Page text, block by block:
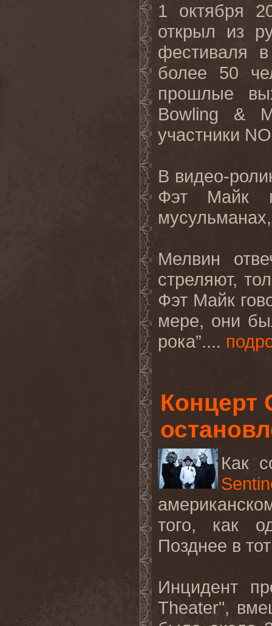
1 октября
открыл из
фестиваля
более 50
прошлые
Bowling &
участники
В видео-
Фэт Майк
Мелвин
стреляют,
Фэт Майк
мере, они
рока”....
Концерт
Как
того, как
Позднее в тот
Инцидент
Theater",